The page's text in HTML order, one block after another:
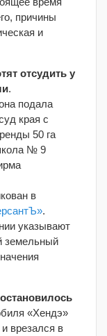
причины
и
отсудить у
.
подала
края с
50 га
№ 9
в
.
указывают
земельный
«Хендэ»
врезался в